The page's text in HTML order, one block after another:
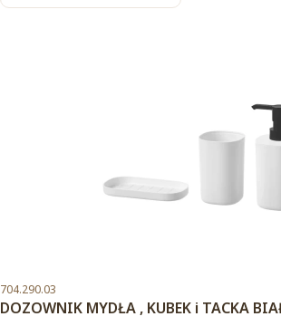
Kod produktu
704.290.03
DOZOWNIK MYDŁA , KUBEK i TACKA